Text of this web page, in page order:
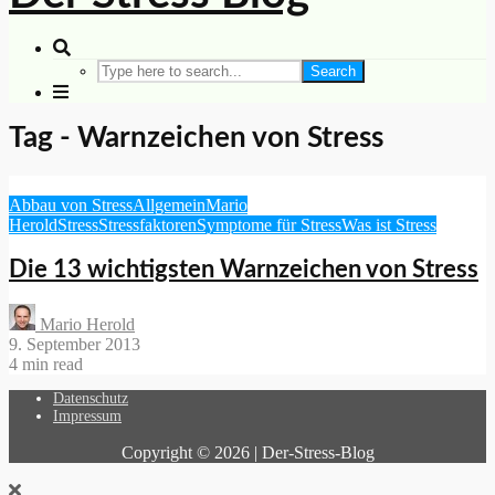
Search
Tag - Warnzeichen von Stress
Abbau von StressAllgemeinMario
HeroldStressStressfaktorenSymptome für StressWas ist Stress
Die 13 wichtigsten Warnzeichen von Stress
Mario Herold
9. September 2013
4 min read
Datenschutz
Impressum
Copyright © 2026 | Der-Stress-Blog